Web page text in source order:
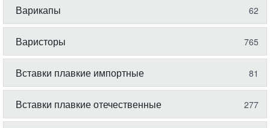
Варикапы 62
Варисторы 765
Вставки плавкие импортные 81
Вставки плавкие отечественные 277